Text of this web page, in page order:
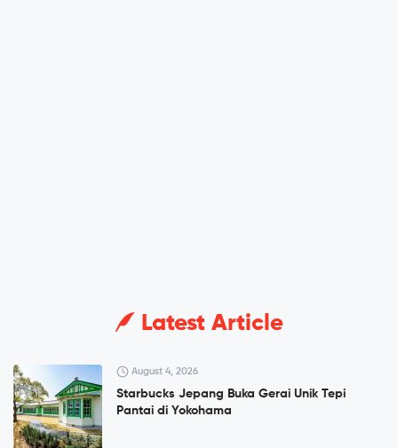
Latest Article
August 4, 2026
Starbucks Jepang Buka Gerai Unik Tepi
Pantai di Yokohama